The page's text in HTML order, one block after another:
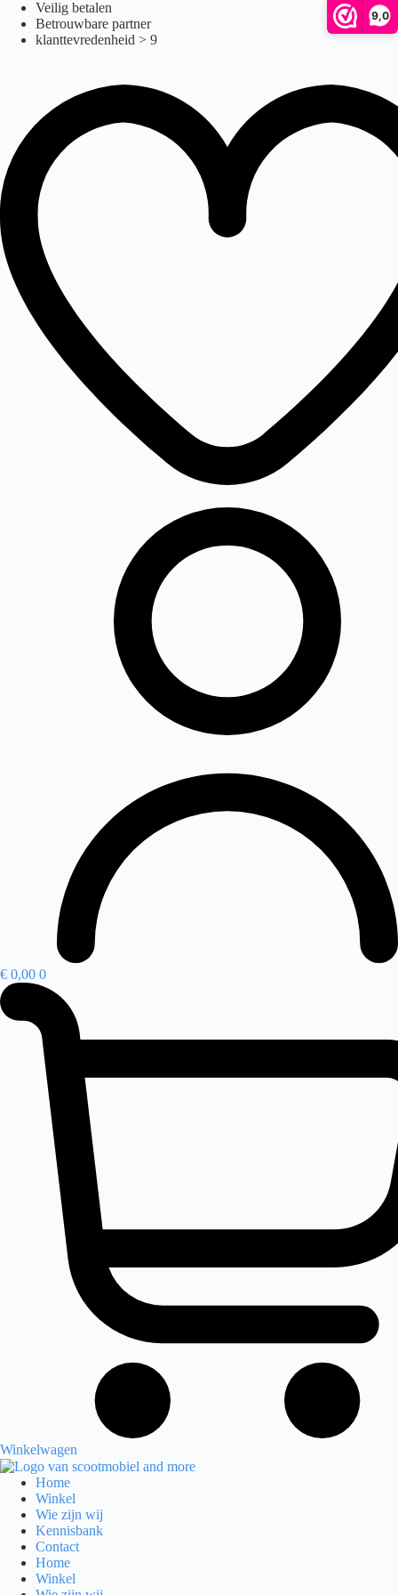
9,0
naar
Veilig betalen
Betrouwbare partner
klanttevredenheid > 9
€ 0,00 0
Winkelwagen
Home
Winkel
Wie zijn wij
Kennisbank
Contact
Home
Winkel